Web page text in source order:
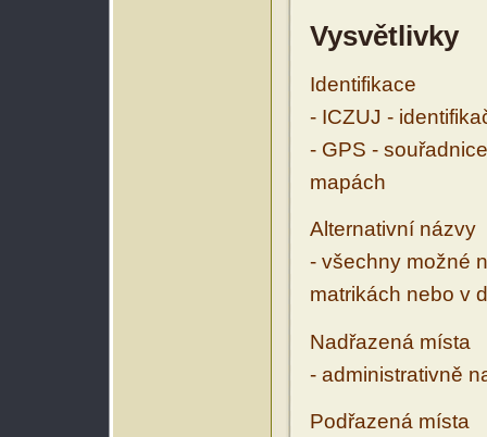
Vysvětlivky
Identifikace
- ICZUJ -
- GPS -
mapách
Alternativní názvy
- všechny možné
matrikách nebo v
Nadřazená místa
- administrativně
Podřazená místa